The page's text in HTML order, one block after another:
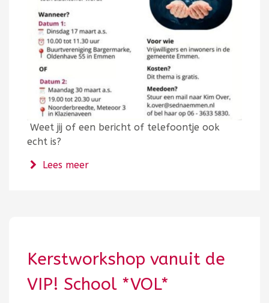
Weet jij of een bericht of telefoontje ook
echt is?
Lees meerover Themabijeenkomst Slim en veilig
Kerstworkshop vanuit de
VIP! School *VOL*